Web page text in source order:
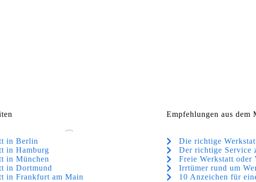
in Berlin
in Hamburg
in München
in Dortmund
in Frankfurt am Main
Empfehlungen aus dem
Die richtige
Der richtige Service
Freie Werkstatt oder
Irrtümer rund um
10 Anzeichen für